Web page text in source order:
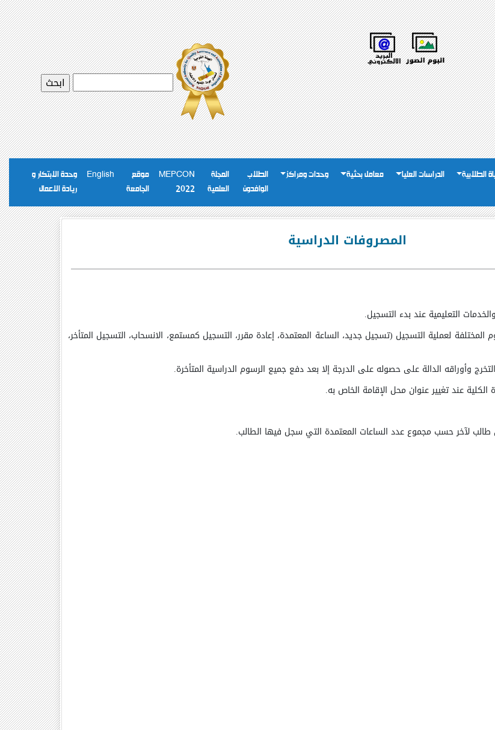
الطلابية الدراسات العليا معامل بحثية وحدات ومراكز
الطلاب
الوافدون
المجلة
العلمية
MEPCON
2022
موقع
الجامعة
English
وحدة الابتكار و
ريادة الاعمال
المصروفات الدراسية
التعليمية عند بدء التسجيل.
لعملية التسجيل (تسجيل جديد، الساعة المعتمدة، إعادة مقرر، التسجيل كمستمع، الانسحاب، التسجيل المتأخر،
وأوراقه الدالة على حصوله على الدرجة إلا بعد دفع جميع الرسوم الدراسية المتأخرة.
عند تغيير عنوان محل الإقامة الخاص به.
طالب لآخر حسب مجموع عدد الساعات المعتمدة التي سجل فيها الطالب.